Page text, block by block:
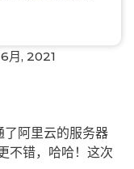
6月, 2021
了阿里云的服务器
不错，哈哈！这次